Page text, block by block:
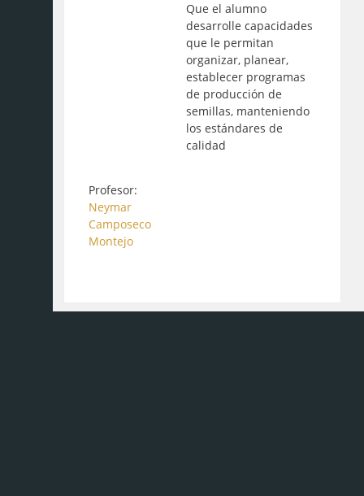
Que el alumno
desarrolle capacidades
que le permitan
organizar, planear,
establecer programas
de producción de
semillas, manteniendo
los estándares de
calidad
Profesor:
Neymar
Camposeco
Montejo